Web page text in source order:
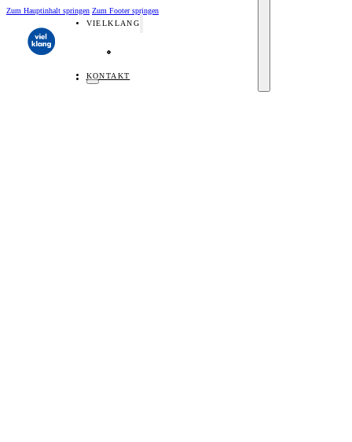
Zum Hauptinhalt springen Zum Footer springen
VIELKLANG
KONTAKT